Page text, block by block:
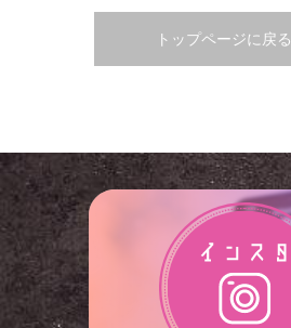
トップページに戻る